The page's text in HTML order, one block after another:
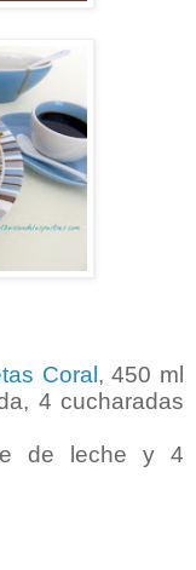
Coral, 450 ml
4 cucharadas
de leche y 4